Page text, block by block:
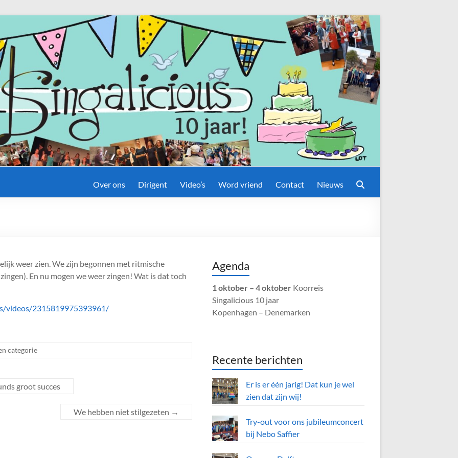
Over ons Dirigent Video’s Word vriend Contact Nieuws
weer zien. We zijn begonnen met ritmische
En nu mogen we weer zingen! Wat is dat toch
videos/2315819975393961/
categorie
groot succes
We hebben niet stilgezeten →
Agenda
1 oktober – 4 oktoberKoorreis
Singalicious 10 jaar
Kopenhagen – Denemarken
Recente berichten
Er is er één jarig! Dat kun je wel
zien dat zijn wij!
Try-out voor ons jubileumconcert
bij Nebo Saffier